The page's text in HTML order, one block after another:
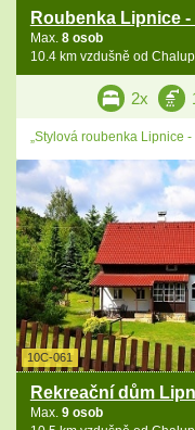
Roubenka Lipnice
Max. 8 osob
10.4 km vzdušně od
2x
„Stylová roubenka Lipnice
10C-061
Rekreační dům
Max. 9 osob